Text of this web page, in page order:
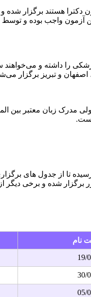
هستند برگزار شده
را داشته و می‌خواهند
اصفهان و تبریز برگزار
زبان معتبر بین
می‌شوند آشنا شدید، زمان آن
شده و برخی دیگر
نام
19/
30/
05/